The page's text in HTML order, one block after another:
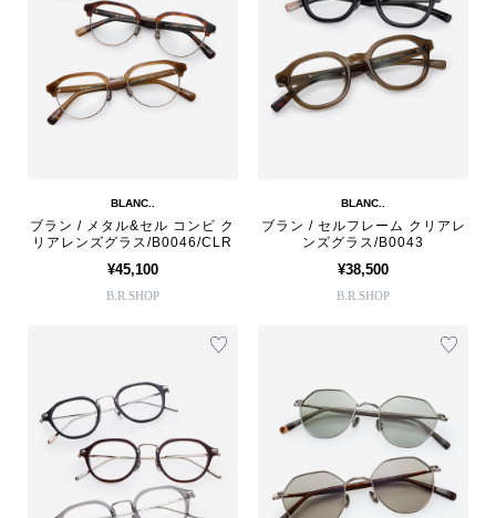
BLANC..
ブラン / メタル&セル コンビ ク
リアレンズグラス/B0046/CLR
¥45,100
B.R.SHOP
BLANC..
ブラン / セルフレーム クリアレ
ンズグラス/B0043
¥38,500
B.R.SHOP